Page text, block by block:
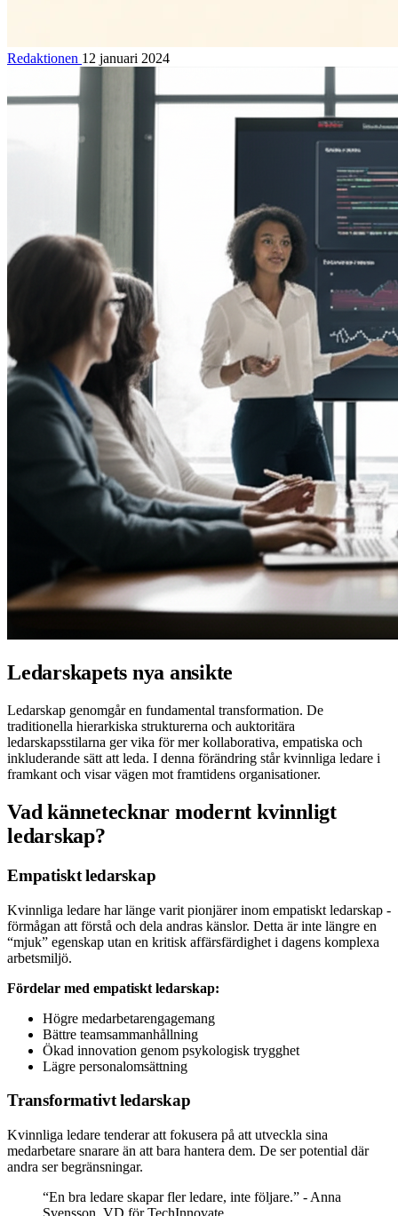
Redaktionen 12 januari 2024
Ledarskapets nya ansikte
Ledarskap genomgår en fundamental transformation. De
traditionella hierarkiska strukturerna och auktoritära
ledarskapsstilarna ger vika för mer kollaborativa, empatiska och
inkluderande sätt att leda. I denna förändring står kvinnliga ledare i
framkant och visar vägen mot framtidens organisationer.
Vad kännetecknar modernt kvinnligt
ledarskap?
Empatiskt ledarskap
Kvinnliga ledare har länge varit pionjärer inom empatiskt ledarskap -
förmågan att förstå och dela andras känslor. Detta är inte längre en
“mjuk” egenskap utan en kritisk affärsfärdighet i dagens komplexa
arbetsmiljö.
Fördelar med empatiskt ledarskap:
Högre medarbetarengagemang
Bättre teamsammanhållning
Ökad innovation genom psykologisk trygghet
Lägre personalomsättning
Transformativt ledarskap
Kvinnliga ledare tenderar att fokusera på att utveckla sina
medarbetare snarare än att bara hantera dem. De ser potential där
andra ser begränsningar.
“En bra ledare skapar fler ledare, inte följare.” - Anna
Svensson, VD för TechInnovate